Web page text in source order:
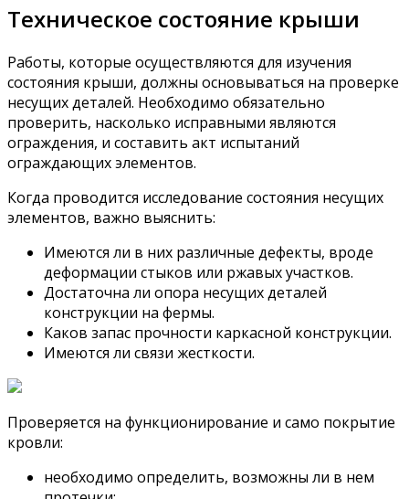
Техническое состояние крыши
Работы, которые осуществляются для изучения
состояния крыши, должны основываться на проверке
несущих деталей. Необходимо обязательно
проверить, насколько исправными являются
ограждения, и составить акт испытаний
ограждающих элементов.
Когда проводится исследование состояния несущих
элементов, важно выяснить:
Имеются ли в них различные дефекты, вроде
деформации стыков или ржавых участков.
Достаточна ли опора несущих деталей
конструкции на фермы.
Каков запас прочности каркасной конструкции.
Имеются ли связи жесткости.
Проверяется на функционирование и само покрытие
кровли:
необходимо определить, возможны ли в нем